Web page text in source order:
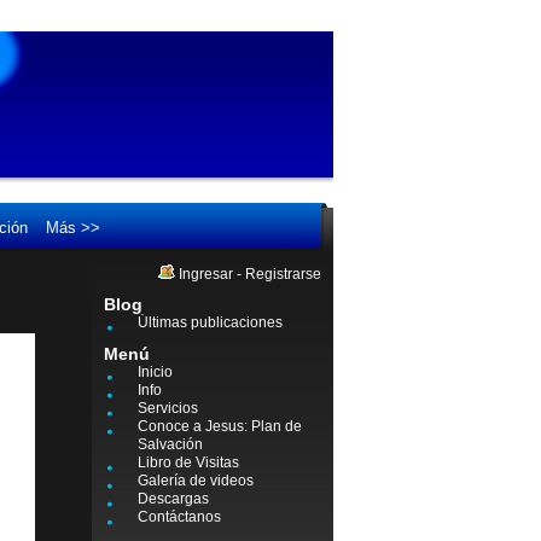
Más >>
Ingresar - Registrarse
Blog
Últimas publicaciones
Menú
Inicio
Info
Servicios
Conoce a Jesus: Plan de
Salvación
Libro de Visitas
Galería de videos
Descargas
Contáctanos